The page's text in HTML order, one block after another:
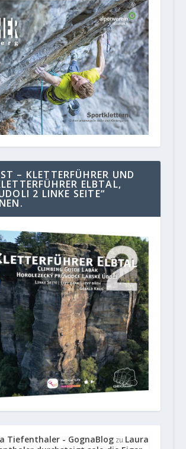
– KLETTERFÜHRER UND
ELBTAL,
2 LINKE SEITE“
Tiefenthaler - GognaBlogzu Laura